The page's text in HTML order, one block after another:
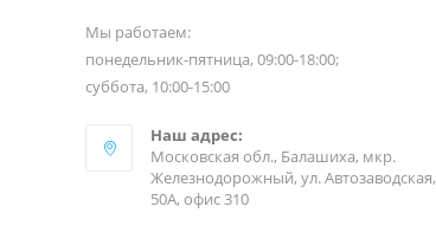
Мы работаем:
понедельник-пятница, 09:00-18:00;
суббота, 10:00-15:00
Наш адрес:
Московская обл., Балашиха, мкр.
Железнодорожный, ул. Автозаводская,
50А, офис 310